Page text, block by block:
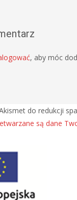
, aby móc
do redukcji
są dane